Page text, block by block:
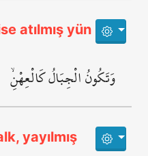
atılmış yün
وَتَكُونُ الْجِبَالُ كَالْعِهْنِۙ
yayılmış